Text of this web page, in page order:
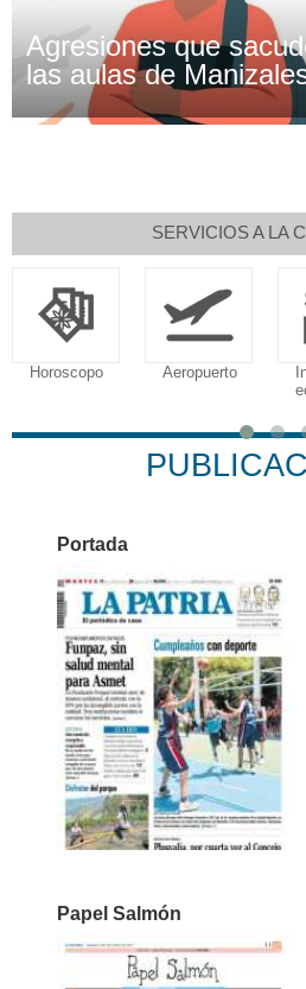
Agresiones que
las aulas de
SERVICIOS A LA
Aeropuerto
Indicadores
Portada
Papel Salmón